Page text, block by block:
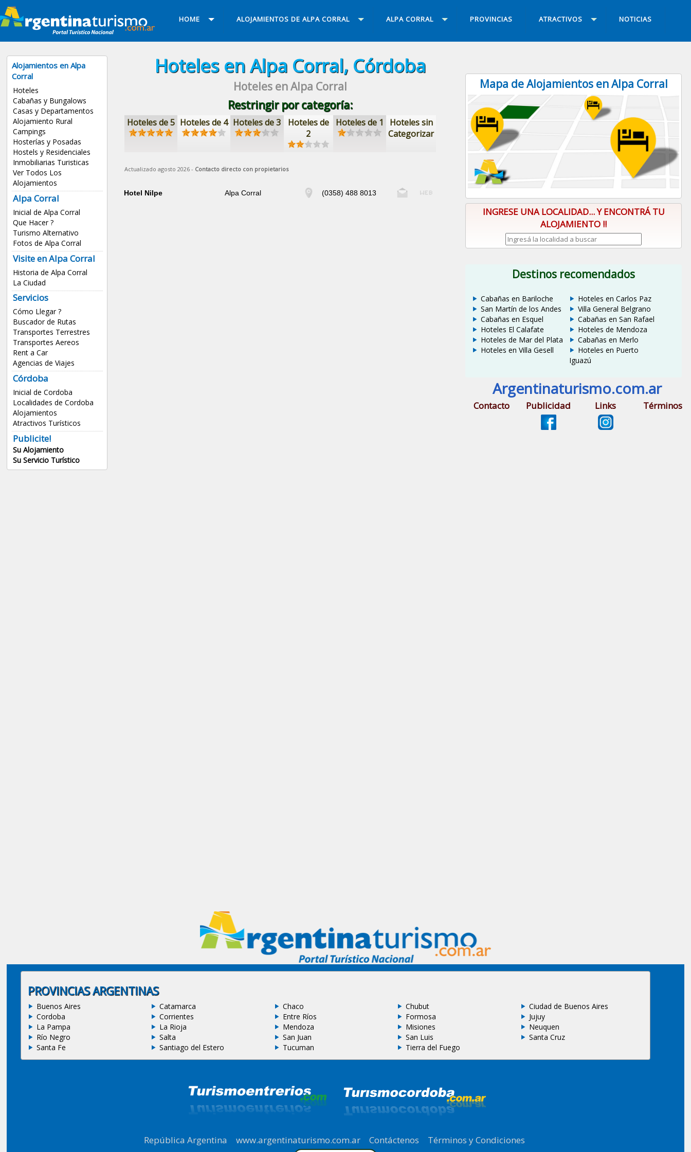
HOME ALOJAMIENTOS DE ALPA CORRAL ALPA CORRAL PROVINCIAS ATRACTIVOS NOTICIAS
Alojamientos en Alpa
Corral
Hoteles
Cabañas y Bungalows
Casas y Departamentos
Alojamiento Rural
Campings
Hosterías y Posadas
Hostels y Residenciales
Inmobiliarias Turisticas
Ver Todos Los
Alojamientos
Alpa Corral
Inicial de Alpa Corral
Que Hacer ?
Turismo Alternativo
Fotos de Alpa Corral
Visite en Alpa Corral
Historia de Alpa Corral
La Ciudad
Servicios
Cómo Llegar ?
Buscador de Rutas
Transportes Terrestres
Transportes Aereos
Rent a Car
Agencias de Viajes
Córdoba
Inicial de Cordoba
Localidades de Cordoba
Alojamientos
Atractivos Turísticos
Publicite!
Su Alojamiento
Su Servicio Turístico
Hoteles en Alpa Corral, Córdoba
Hoteles en Alpa Corral
Restringir por categoría:
Hoteles de 5 Hoteles de 4 Hoteles de 3
Hoteles de
2
Hoteles de 1
Hoteles sin
Categorizar
Actualizado agosto 2026 - Contacto directo con propietarios
Hotel Nilpe Alpa Corral (0358) 488 8013
Mapa de Alojamientos en Alpa Corral
INGRESE UNA LOCALIDAD... Y ENCONTRÁ TU
ALOJAMIENTO !!
Destinos recomendados
Cabañas en Bariloche
San Martín de los Andes
Cabañas en Esquel
Hoteles El Calafate
Hoteles de Mar del Plata
Hoteles en Villa Gesell
Hoteles en Carlos Paz
Villa General Belgrano
Cabañas en San Rafael
Hoteles de Mendoza
Cabañas en Merlo
Hoteles en Puerto
Iguazú
Argentinaturismo.com.ar
Contacto Publicidad Links Términos
PROVINCIAS ARGENTINAS
Buenos Aires Catamarca Chaco Chubut
Ciudad de Buenos Aires
Cordoba
Corrientes Entre Ríos Formosa
Jujuy
La Pampa
La Rioja Mendoza Misiones
Neuquen
Río Negro
Salta San Juan San Luis
Santa Cruz
Santa Fe
Santiago del Estero Tucuman Tierra del Fuego
República Argentina |www.argentinaturismo.com.ar |Contáctenos Términos y Condiciones